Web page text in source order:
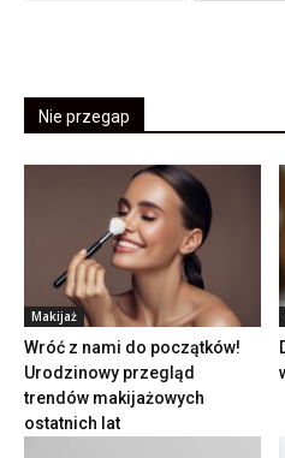
Nie przegap
Makijaż
Wróć z nami do początków!
Urodzinowy przegląd
trendów makijażowych
ostatnich lat